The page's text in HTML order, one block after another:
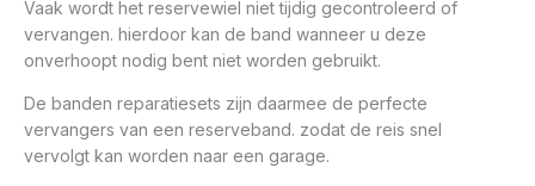
Vaak wordt het reservewiel niet tijdig gecontroleerd of
vervangen. hierdoor kan de band wanneer u deze
onverhoopt nodig bent niet worden gebruikt.
De banden reparatiesets zijn daarmee de perfecte
vervangers van een reserveband. zodat de reis snel
vervolgt kan worden naar een garage.